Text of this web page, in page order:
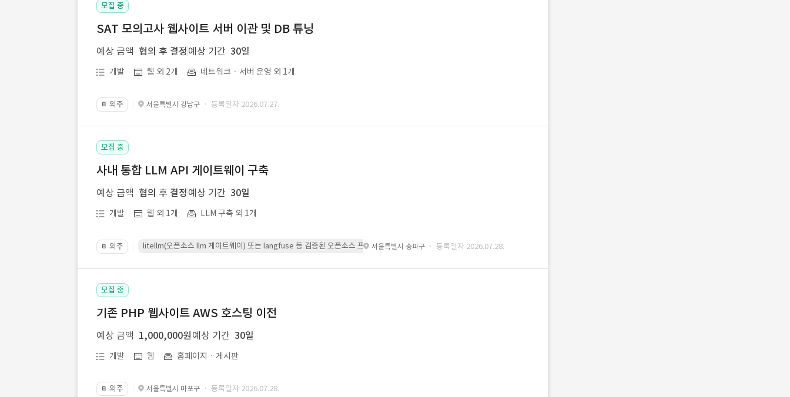
모집 중
SAT 모의고사 웹사이트 서버 이관 및 DB 튜닝
예상 금액 협의 후 결정 예상 기간 30일
개발 웹 외 2개 네트워크ㆍ서버 운영 외 1개
📔 외주 서울특별시 강남구 · 등록일자 2026.07.27.
모집 중
사내 통합 LLM API 게이트웨이 구축
예상 금액 협의 후 결정 예상 기간 30일
개발 웹 외 1개 LLM 구축 외 1개
📔 외주 litellm(오픈소스 llm 게이트웨이) 또는 langfuse 등 검증된 오픈소스 프레임워크를 기반으로 시스템을 구축
서울특별시 송파구 · 등록일자 2026.07.28.
모집 중
기존 PHP 웹사이트 AWS 호스팅 이전
예상 금액 1,000,000원 예상 기간 30일
개발 웹 홈페이지ㆍ게시판
📔 외주 서울특별시 마포구 · 등록일자 2026.07.28.